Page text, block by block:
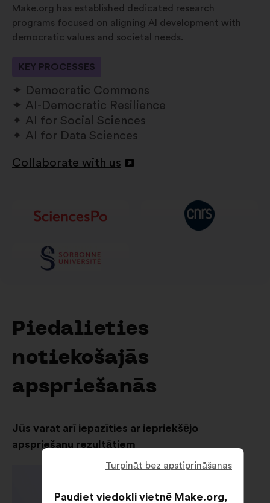
Make.org has established dedicated research
programs focused on aligning AI development with
democratic values and societal needs.
KEY PROCESSES
Democratic Commons
AI-Democratic Resilience
AI for Social Sciences
AI for Data Sciences
Collaborate with us
Atvērt
Piedalieties
notiekošajās
apspriešanās
Jūs varat arī iepazīties ar iepriekšējo
apspriešanu rezultātiem
Turpināt bez apstiprināšanas
Paudiet viedokli vietnē Make.org,